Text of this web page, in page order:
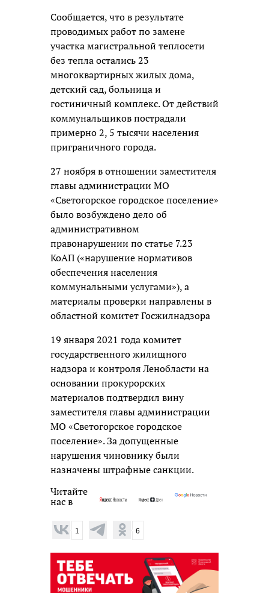
Сообщается, что в результате
проводимых работ по замене
участка магистральной теплосети
без тепла остались 23
многоквартирных жилых дома,
детский сад, больница и
гостиничный комплекс. От действий
коммунальщиков пострадали
примерно 2, 5 тысячи населения
приграничного города.
27 ноября в отношении заместителя
главы администрации МО
«Светогорское городское поселение»
было возбуждено дело об
административном
правонарушении по статье 7.23
КоАП («нарушение нормативов
обеспечения населения
коммунальными услугами»), а
материалы проверки направлены в
областной комитет Госжилнадзора
19 января 2021 года комитет
государственного жилищного
надзора и контроля Ленобласти на
основании прокурорских
материалов подтвердил вину
заместителя главы администрации
МО «Светогорское городское
поселение». За допущенные
нарушения чиновнику были
назначены штрафные санкции.
Читайте
нас в
1 6